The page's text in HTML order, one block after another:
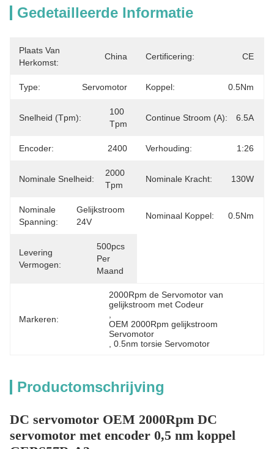
Gedetailleerde Informatie
Plaats Van
Herkomst:
China Certificering: CE
Type: Servomotor Koppel: 0.5Nm
Snelheid (tpm):
100
Tpm
Continue Stroom (A): 6.5A
Encoder: 2400 Verhouding: 1:26
Nominale Snelheid:
2000
Tpm
Nominale Kracht: 130W
Nominale
Spanning:
Gelijkstroom
24V
Nominaal Koppel: 0.5Nm
Levering
Vermogen:
500pcs
Per
Maand
Markeren:
2000Rpm de Servomotor van
gelijkstroom met Codeur
OEM 2000Rpm gelijkstroom
Servomotor
, 0.5nm torsie Servomotor
Productomschrijving
DC servomotor OEM 2000Rpm DC
servomotor met encoder 0,5 nm koppel